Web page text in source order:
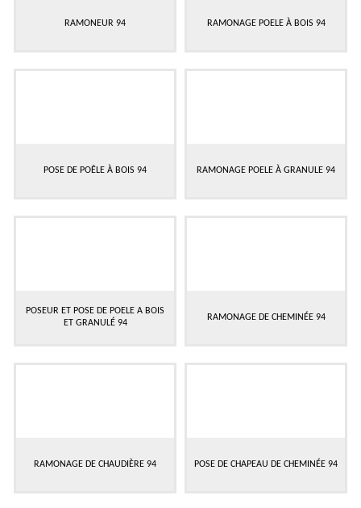
RAMONEUR 94 RAMONAGE POELE À BOIS 94
POSE DE POÊLE À BOIS 94 RAMONAGE POELE À GRANULE 94
POSEUR ET POSE DE POELE A BOIS
ET GRANULÉ 94
RAMONAGE DE CHEMINÉE 94
RAMONAGE DE CHAUDIÈRE 94 POSE DE CHAPEAU DE CHEMINÉE 94